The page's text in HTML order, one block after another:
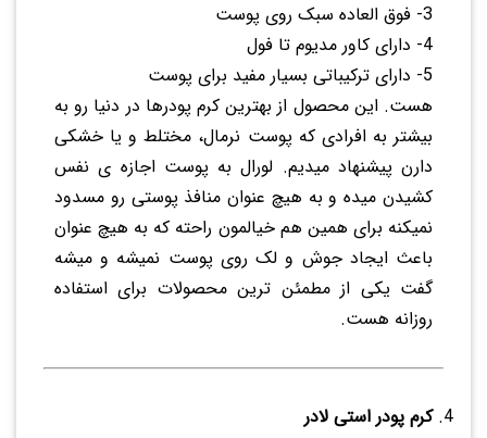
3- فوق العاده سبک روی پوست
4- دارای کاور مدیوم تا فول
5- دارای ترکیباتی بسیار مفید برای پوست
هست. این محصول از بهترین کرم پودرها در دنیا رو به
بیشتر به افرادی که پوست نرمال، مختلط و یا خشکی
دارن پیشنهاد میدیم. لورال به پوست اجازه ی نفس
کشیدن میده و به هیچ عنوان منافذ پوستی رو مسدود
نمیکنه برای همین هم خیالمون راحته که به هیچ عنوان
باعث ایجاد جوش و لک روی پوست نمیشه و میشه
گفت یکی از مطمئن ترین محصولات برای استفاده
روزانه هست.
کرم پودر استی لادر